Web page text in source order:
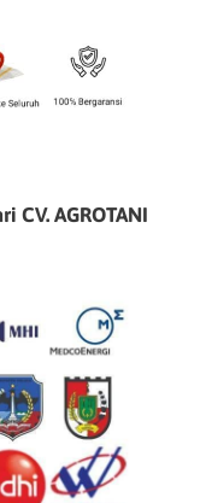
AGROTANI